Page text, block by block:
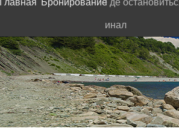
Главная БронированиеГде
инал